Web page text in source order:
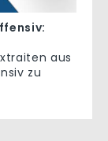
aus
zu